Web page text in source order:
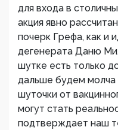
для входа в
акция явно
почерк Грефа, как и
дегенерата Даню
шутке есть только
дальше будем молча
шуточки от
могут стать
подтверждает наш